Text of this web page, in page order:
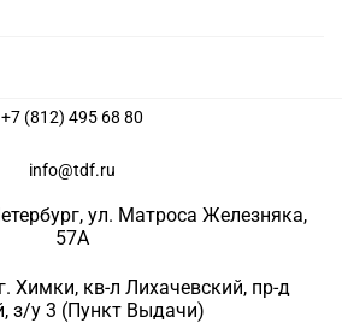
+7 (812) 495 68 80
info@tdf.ru
, ул. Матроса Железняка,
57A
Химки, кв-л Лихачевский, пр-д
з/у 3 (Пункт Выдачи)